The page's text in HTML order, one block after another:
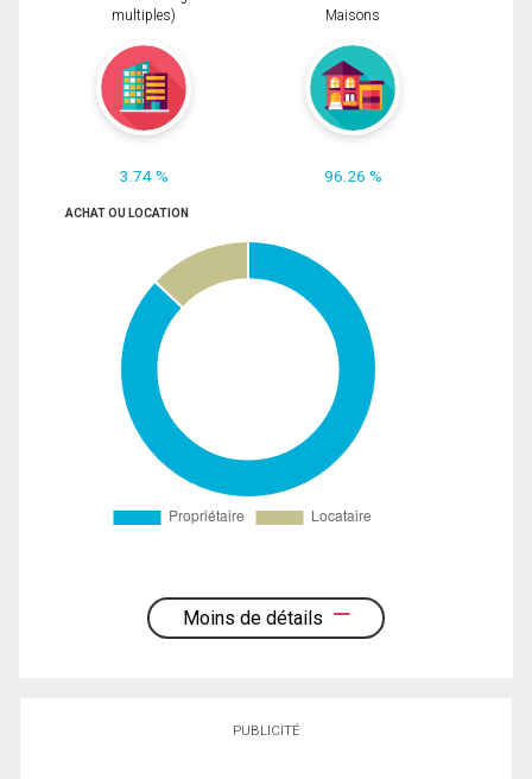
multiples)
3.74 %
Maisons
96.26 %
ACHAT OU LOCATION
Moins de détails
PUBLICITÉ